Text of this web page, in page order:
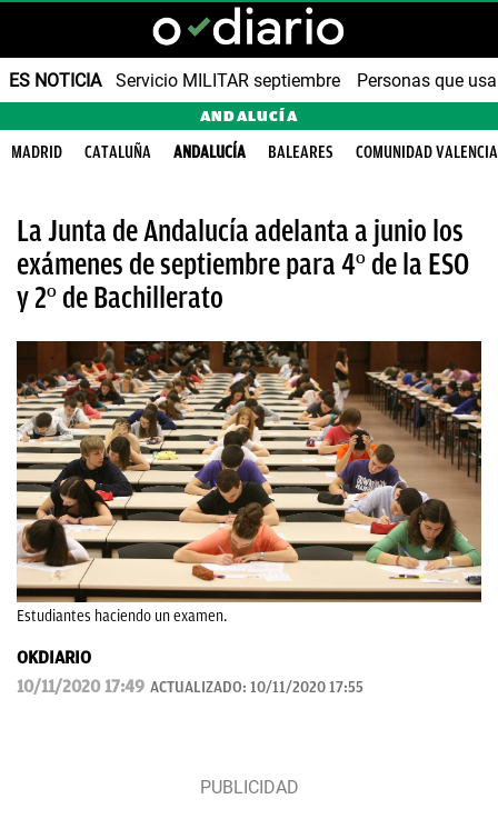
ES NOTICIA Servicio MILITAR septiembre Personas que
ANDALUCÍA
MADRID CATALUÑA ANDALUCÍA BALEARES COMUNIDAD
La Junta de Andalucía adelanta a junio los
exámenes de septiembre para 4º de la ESO
y 2º de Bachillerato
Estudiantes haciendo un examen.
OKDIARIO
10/11/2020 17:49 ACTUALIZADO: 10/11/2020 17:55